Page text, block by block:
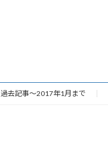
過去記事～2017年1月まで